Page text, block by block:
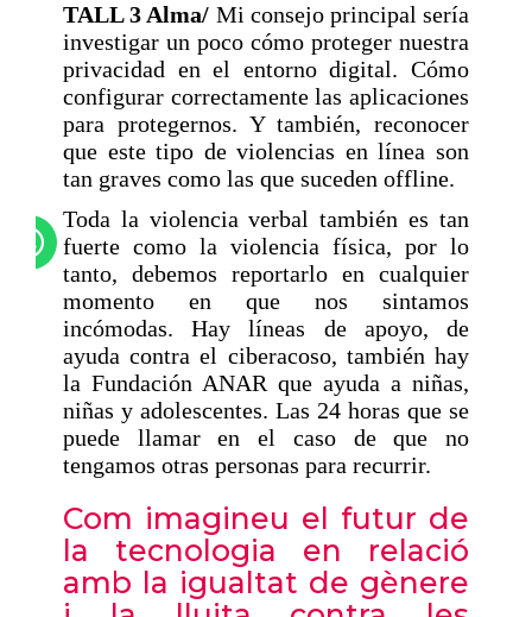
TALL 3 Alma/ Mi consejo principal sería
investigar un poco cómo proteger nuestra
privacidad en el entorno digital. Cómo
configurar correctamente las aplicaciones
para protegernos. Y también, reconocer
que este tipo de violencias en línea son
tan graves como las que suceden offline.
Toda la violencia verbal también es tan
fuerte como la violencia física, por lo
tanto, debemos reportarlo en cualquier
momento en que nos sintamos
incómodas. Hay líneas de apoyo, de
ayuda contra el ciberacoso, también hay
la Fundación ANAR que ayuda a niñas,
niñas y adolescentes. Las 24 horas que se
puede llamar en el caso de que no
tengamos otras personas para recurrir.
Com imagineu el futur de
la tecnologia en relació
amb la igualtat de gènere